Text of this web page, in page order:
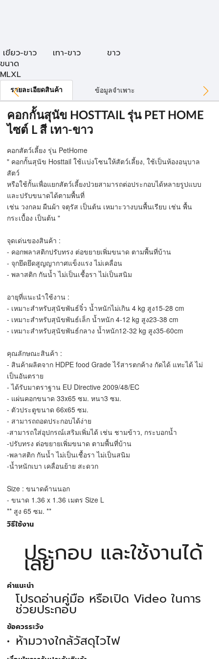
เขียว-ขาว เทา-ขาว
ขาว
ขนาด
MLXL
รายละเอียดสินค้า ข้อมูลจำเพาะ
คอกกั้นสุนัข HOSTTAIL รุ่น PET HOME
ไซต์ L สี เทา-ขาว
คอกสัตว์เลี้ยง รุ่น PetHome
" คอกกั้นสุนัข Hosttail ใช้เเบ่งโซนให้สัตว์เลี้ยง, ใช้เป็นห้องอนุบาล
สัตว์
หรือใช้กั้นเพื่อแยกสัตว์เลี้ยงป่วยสามารถต่อประกอบได้หลายรูปแบบ
และปรับขนาดได้ตามพื้นที่
เช่น วงกลม ผืนผ้า จตุรัส เป็นต้น เหมาะวางบนพื้นเรียบ เช่น พื้น
กระเบื้อง เป็นต้น "
จุดเด่นของสินค้า :
- คอกพลาสติกปรับทรง ต่อขยายเพิ่มขนาด ตามพื้นที่บ้าน
- จุกยึดยึดสูญญากาศแข็งแรง ไม่เคลื่อน
- พลาสติก กันน้ำ ไม่เป็นเชื้อรา ไม่เป็นสนิม
อายุที่แนะนำใช้งาน :
- เหมาะสำหรับสุนัขพันธ์จิ๋ว น้ำหนักไม่เกิน 4 kg สูง15-28 cm
- เหมาะสำหรับสุนัขพันธ์เล็ก น้ำหนัก 4-12 kg สูง23-38 cm
- เหมาะสำหรับสุนัขพันธ์กลาง น้ำหนัก12-32 kg สูง35-60cm
คุณลักษณะสินค้า :
- สินค้าผลิตจาก HDPE food Grade ไร้สารตกค้าง กัดได้ แทะได้ ไม่
เป็นอันตราย
- ได้รับมาตราฐาน EU Directive 2009/48/EC
- แผ่นคอกขนาด 33x65 ซม. หนา3 ซม.
- ตัวประตูขนาด 66x65 ซม.
- สามารถถอดประกอบได้ง่าย
-สามารถใส่อุปกรณ์เสริมเพิ่มได้ เช่น ชามข้าว, กระบอกน้ำ
-ปรับทรง ต่อขยายเพิ่มขนาด ตามพื้นที่บ้าน
-พลาสติก กันน้ำ ไม่เป็นเชื้อรา ไม่เป็นสนิม
-น้ำหนักเบา เคลื่อนย้าย สะดวก
Size : ขนาดด้านนอก
- ขนาด 1.36 x 1.36 เมตร Size L
** สูง 65 ซม. **
วิธีใช้งาน
ประกอบ และใช้งานได้
เลย
คำแนะนำ
โปรดอ่านคู่มือ หรือเปิด Video ในการ
ช่วยประกอบ
ข้อควรระวัง
ห้ามวางใกล้วัสดุไวไฟ